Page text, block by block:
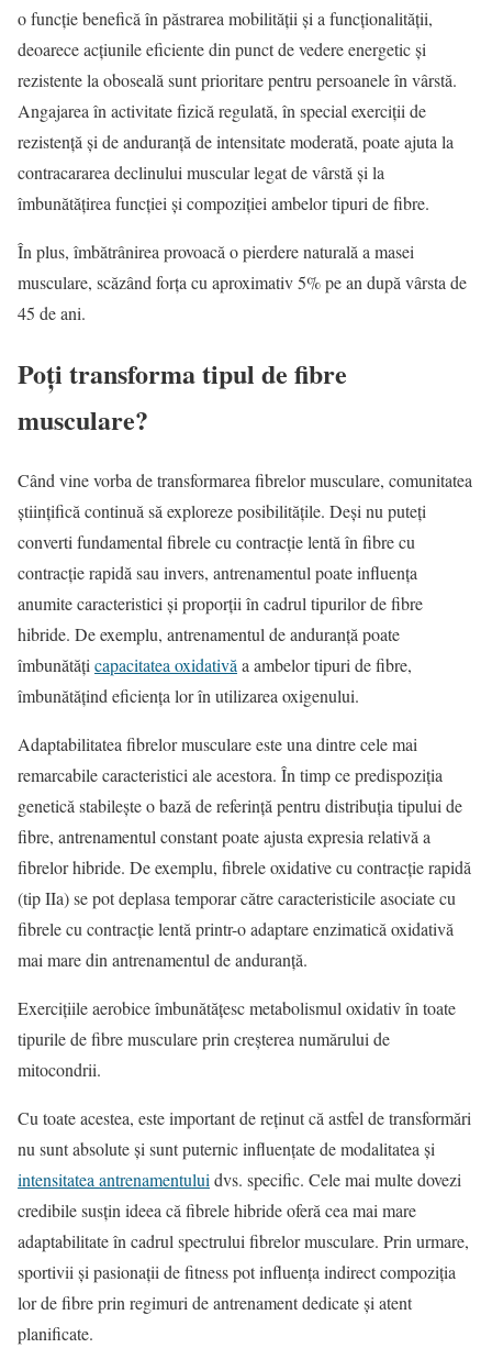
o funcție benefică în păstrarea mobilității și a funcționalității,
deoarece acțiunile eficiente din punct de vedere energetic și
rezistente la oboseală sunt prioritare pentru persoanele în vârstă.
Angajarea în activitate fizică regulată, în special exerciții de
rezistență și de anduranță de intensitate moderată, poate ajuta la
contracararea declinului muscular legat de vârstă și la
îmbunătățirea funcției și compoziției ambelor tipuri de fibre.
În plus, îmbătrânirea provoacă o pierdere naturală a masei
musculare, scăzând forța cu aproximativ 5% pe an după vârsta de
45 de ani.
Poți transforma tipul de fibre
musculare?
Când vine vorba de transformarea fibrelor musculare, comunitatea
științifică continuă să exploreze posibilitățile. Deși nu puteți
converti fundamental fibrele cu contracție lentă în fibre cu
contracție rapidă sau invers, antrenamentul poate influența
anumite caracteristici și proporții în cadrul tipurilor de fibre
hibride. De exemplu, antrenamentul de anduranță poate
îmbunătăți capacitatea oxidativă a ambelor tipuri de fibre,
îmbunătățind eficiența lor în utilizarea oxigenului.
Adaptabilitatea fibrelor musculare este una dintre cele mai
remarcabile caracteristici ale acestora. În timp ce predispoziția
genetică stabilește o bază de referință pentru distribuția tipului de
fibre, antrenamentul constant poate ajusta expresia relativă a
fibrelor hibride. De exemplu, fibrele oxidative cu contracție rapidă
(tip IIa) se pot deplasa temporar către caracteristicile asociate cu
fibrele cu contracție lentă printr-o adaptare enzimatică oxidativă
mai mare din antrenamentul de anduranță.
Exercițiile aerobice îmbunătățesc metabolismul oxidativ în toate
tipurile de fibre musculare prin creșterea numărului de
mitocondrii.
Cu toate acestea, este important de reținut că astfel de transformări
nu sunt absolute și sunt puternic influențate de modalitatea și
intensitatea antrenamentului dvs. specific. Cele mai multe dovezi
credibile susțin ideea că fibrele hibride oferă cea mai mare
adaptabilitate în cadrul spectrului fibrelor musculare. Prin urmare,
sportivii și pasionații de fitness pot influența indirect compoziția
lor de fibre prin regimuri de antrenament dedicate și atent
planificate.